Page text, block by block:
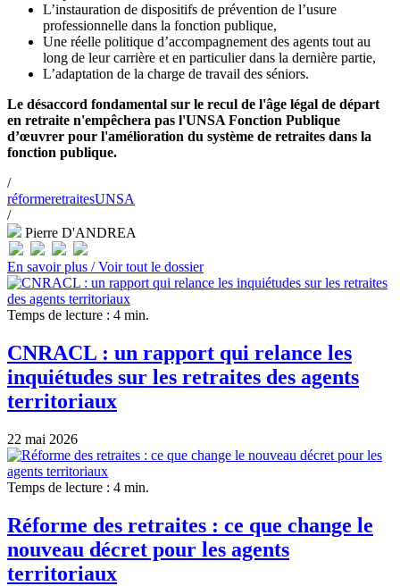
L’instauration de dispositifs de prévention de l’usure
professionnelle dans la fonction publique,
Une réelle politique d’accompagnement des agents tout au
long de leur carrière et en particulier dans la dernière partie,
L’adaptation de la charge de travail des séniors.
Le désaccord fondamental sur le recul de l'âge légal de départ
en retraite n'empêchera pas l'UNSA Fonction Publique
d’œuvrer pour l'amélioration du système de retraites dans la
fonction publique.
/
réformeretraitesUNSA
/
Pierre D'ANDREA
En savoir plus /Voir tout le dossier
Temps de lecture : 4 min.
CNRACL : un rapport qui relance les
inquiétudes sur les retraites des agents
territoriaux
22 mai 2026
Temps de lecture : 4 min.
Réforme des retraites : ce que change le
nouveau décret pour les agents
territoriaux